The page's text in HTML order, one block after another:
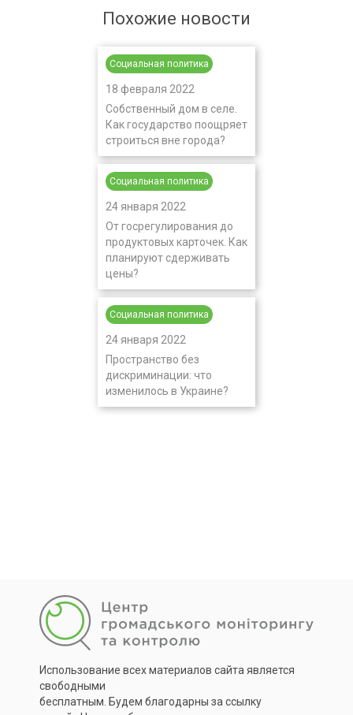
Похожие новости
Социальная политика
18 февраля 2022
Собственный дом в селе.
Как государство поощряет
строиться вне города?
Социальная политика
24 января 2022
От госрегулирования до
продуктовых карточек. Как
планируют сдерживать
цены?
Социальная политика
24 января 2022
Пространство без
дискриминации: что
изменилось в Украине?
Использование всех материалов сайта является
свободными
бесплатным. Будем благодарны за ссылку